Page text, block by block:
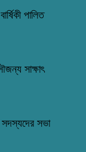
পালিত
সাক্ষাৎ
সদস্যদের সভা